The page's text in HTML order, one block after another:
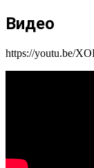
Видео
https://youtu.be/